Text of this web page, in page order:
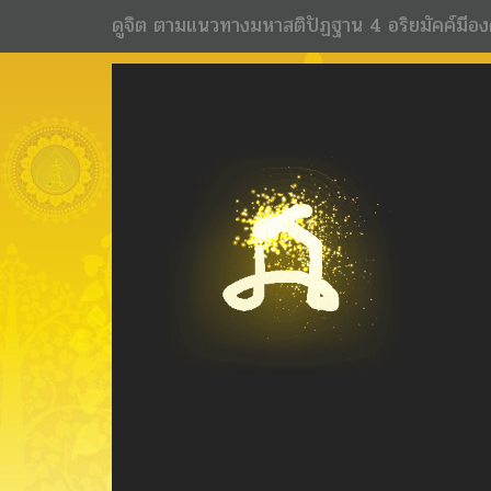
ดูจิต ตามแนวทางมหาสติปัฏฐาน 4 อริยมัคค์มีอ